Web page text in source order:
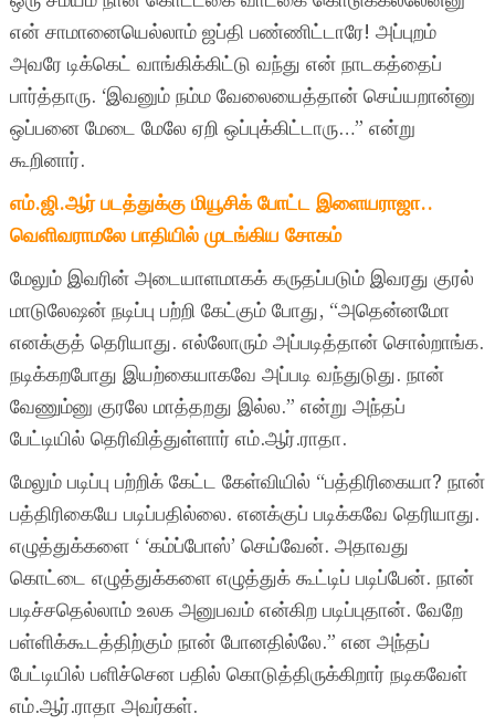
என் சாமானையெல்லாம் ஜப்தி பண்ணிட்டாரே! அப்புறம்
அவரே டிக்கெட் வாங்கிக்கிட்டு வந்து என் நாடகத்தைப்
பார்த்தாரு. ‘இவனும் நம்ம வேலையைத்தான் செய்யறான்னு
ஒப்பனை மேடை மேலே ஏறி ஒப்புக்கிட்டாரு…” என்று
கூறினார்.
எம்.ஜி.ஆர் படத்துக்கு மியூசிக் போட்ட இளையராஜா..
வெளிவராமலே பாதியில் முடங்கிய சோகம்
மேலும் இவரின் அடையாளமாகக் கருதப்படும் இவரது குரல்
மாடுலேஷன் நடிப்பு பற்றி கேட்கும் போது, “அதென்னமோ
எனக்குத் தெரியாது. எல்லோரும் அப்படித்தான் சொல்றாங்க.
நடிக்கறபோது இயற்கையாகவே அப்படி வந்துடுது. நான்
வேணும்னு குரலே மாத்தறது இல்ல.” என்று அந்தப்
பேட்டியில் தெரிவித்துள்ளார் எம்.ஆர்.ராதா.
மேலும் படிப்பு பற்றிக் கேட்ட கேள்வியில் “பத்திரிகையா? நான்
பத்திரிகையே படிப்பதில்லை. எனக்குப் படிக்கவே தெரியாது.
எழுத்துக்களை ‘ ‘கம்ப்போஸ்’ செய்வேன். அதாவது
கொட்டை எழுத்துக்களை எழுத்துக் கூட்டிப் படிப்பேன். நான்
படிச்சதெல்லாம் உலக அனுபவம் என்கிற படிப்புதான். வேறே
பள்ளிக்கூடத்திற்கும் நான் போனதில்லே.” என அந்தப்
பேட்டியில் பளிச்சென பதில் கொடுத்திருக்கிறார் நடிகவேள்
எம்.ஆர்.ராதா அவர்கள்.